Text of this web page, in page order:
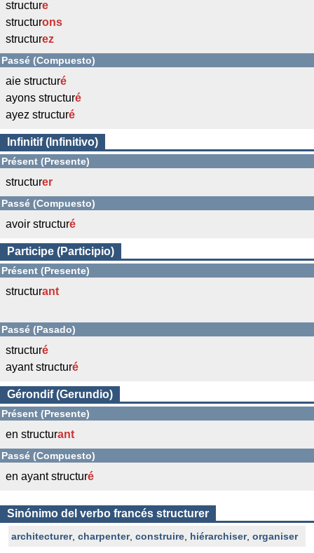
structure
structurons
structurez
Passé (Compuesto)
aie structuré
ayons structuré
ayez structuré
Infinitif (Infinitivo)
Présent (Presente)
structurer
Passé (Compuesto)
avoir structuré
Participe (Participio)
Présent (Presente)
structurant
Passé (Pasado)
structuré
ayant structuré
Gérondif (Gerundio)
Présent (Presente)
en structurant
Passé (Compuesto)
en ayant structuré
Sinónimo del verbo francés structurer
architecturer, charpenter, construire hiérarchiser, organiser